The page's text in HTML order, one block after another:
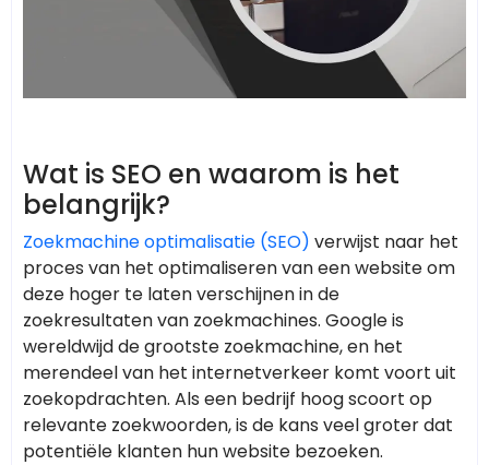
Wat is SEO en waarom is het
belangrijk?
Zoekmachine optimalisatie (SEO) verwijst naar het
proces van het optimaliseren van een website om
deze hoger te laten verschijnen in de
zoekresultaten van zoekmachines. Google is
wereldwijd de grootste zoekmachine, en het
merendeel van het internetverkeer komt voort uit
zoekopdrachten. Als een bedrijf hoog scoort op
relevante zoekwoorden, is de kans veel groter dat
potentiële klanten hun website bezoeken.